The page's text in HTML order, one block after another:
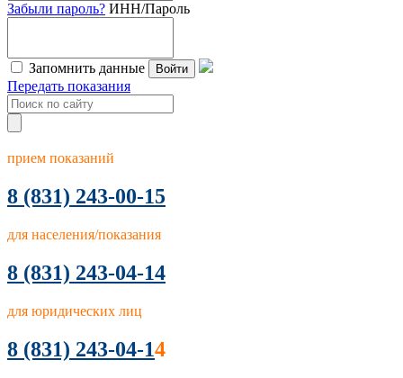
Забыли пароль? ИНН/Пароль
Запомнить данные Войти
Передать показания
прием показаний
8 (831) 243-00-15
для населения/показания
8 (831) 243-04-14
для юридических лиц
8 (831) 243-04-14